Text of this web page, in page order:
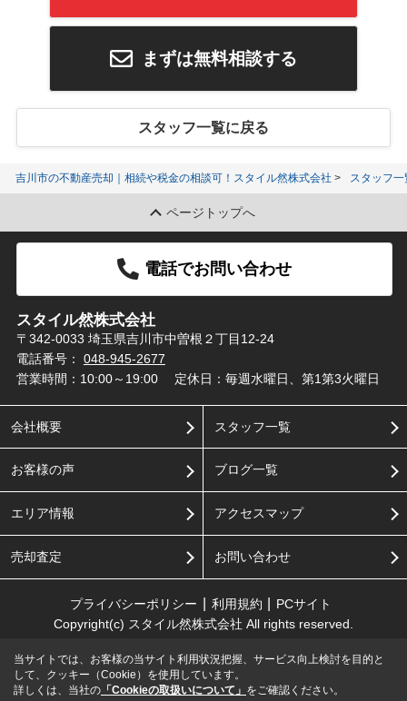
まずは無料相談する
スタッフ一覧に戻る
吉川市の不動産売却｜相続や税金の相談可！スタイル然株式会社 スタッフ一
ページトップへ
電話でお問い合わせ
スタイル然株式会社
〒342-0033 埼玉県吉川市中曽根２丁目12-24
電話番号： 048-945-2677
営業時間：10:00～19:00
定休日：毎週水曜日、第1第3火曜日
会社概要
お客様の声
エリア情報
売却査定
スタッフ一覧
ブログ一覧
アクセスマップ
お問い合わせ
プライバシーポリシー 利用規約
PCサイト
Copyright(c) スタイル然株式会社 All rights reserved.
当サイトでは、お客様の当サイト利用状況把握、サービス向上検討を目的と
して、クッキー（Cookie）を使用しています。
詳しくは、当社の 「Cookieの取扱いについて」 をご確認ください。